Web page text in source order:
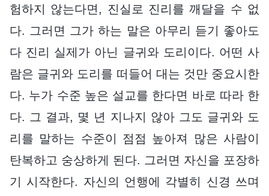
험하지 않는다면, 진실로 진리를 깨달을 수 없
다. 그러면 그가 하는 말은 아무리 듣기 좋아도
다 진리 실제가 아닌 글귀와 도리이다. 어떤 사
람은 글귀와 도리를 떠들어 대는 것만 중요시한
다. 누가 수준 높은 설교를 한다면 바로 따라 한
다. 그 결과, 몇 년 지나지 않아 그도 글귀와 도
리를 말하는 수준이 점점 높아져 많은 사람이
탄복하고 숭상하게 된다. 그러면 자신을 포장하
기 시작한다. 자신의 언행에 각별히 신경 쓰며